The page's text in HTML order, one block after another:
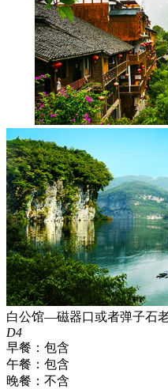
白公馆—磁器口或者弹子石
D4
早餐： 包含
午餐： 包含
晚餐： 不含